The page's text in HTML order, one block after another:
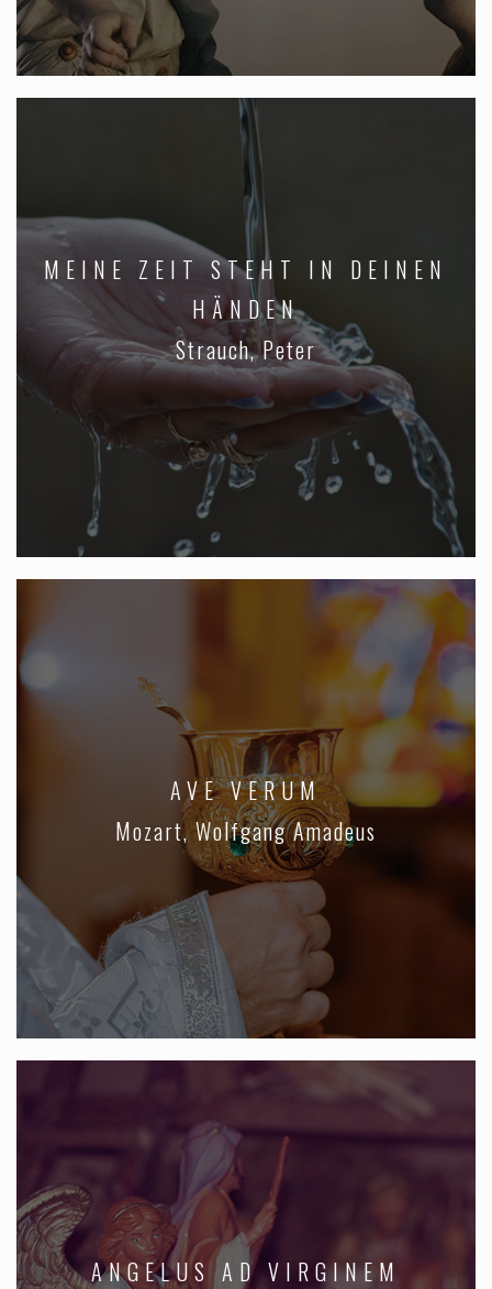
MEINE ZEIT STEHT IN DEINEN
HÄNDEN
Strauch, Peter
AVE VERUM
Mozart, Wolfgang Amadeus
ANGELUS AD VIRGINEM